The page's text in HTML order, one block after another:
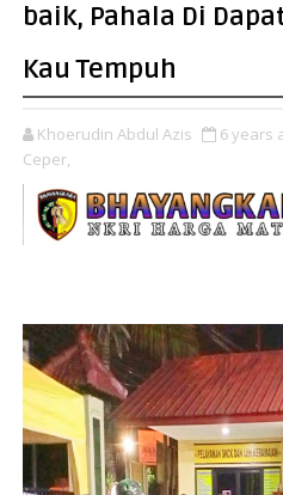
baik, Pahala Di
Kau Tempuh
Khoerudin Abdul Azis 6 years
Ceper,